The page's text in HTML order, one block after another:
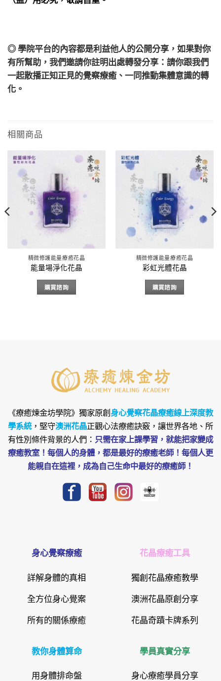
◎ 學院平台的內容都是利益他人的公開分享，如果對你
有所幫助，我們邀請你註明出處轉發分享：請你跟我們
一起散播正知正見的覺察療癒、一同推動集體意識的轉
化。
相關商品
精微修護能量療癒花晶
能量場淨化花晶
購買諮詢
精微修護能量療癒花晶
彩虹光體花晶
購買諮詢
《療癒煉金坊學院》 獨家原創身心覺察花晶療癒線上深度教
學系統，堅守澳洲花晶正觀心法療癒訣竅，讓世界各地、所
有性別條件背景的人們： 只需在家上課學習，就能把家變成
療癒教室！每個人的身體，都是最好的療癒老師！每個人更
能親自在這裡，成為自己生命中最好的療癒師！
身心覺察療癒
詳解身體的真相
全方位身心覺案
所有的關係療癒
花晶療癒工具
獨創花晶療癒教學
澳洲花晶原創分享
花晶奇蹟卡牌系列
教你身體算命
用身體排命盤
學員真實分享
身心療癒學員分享